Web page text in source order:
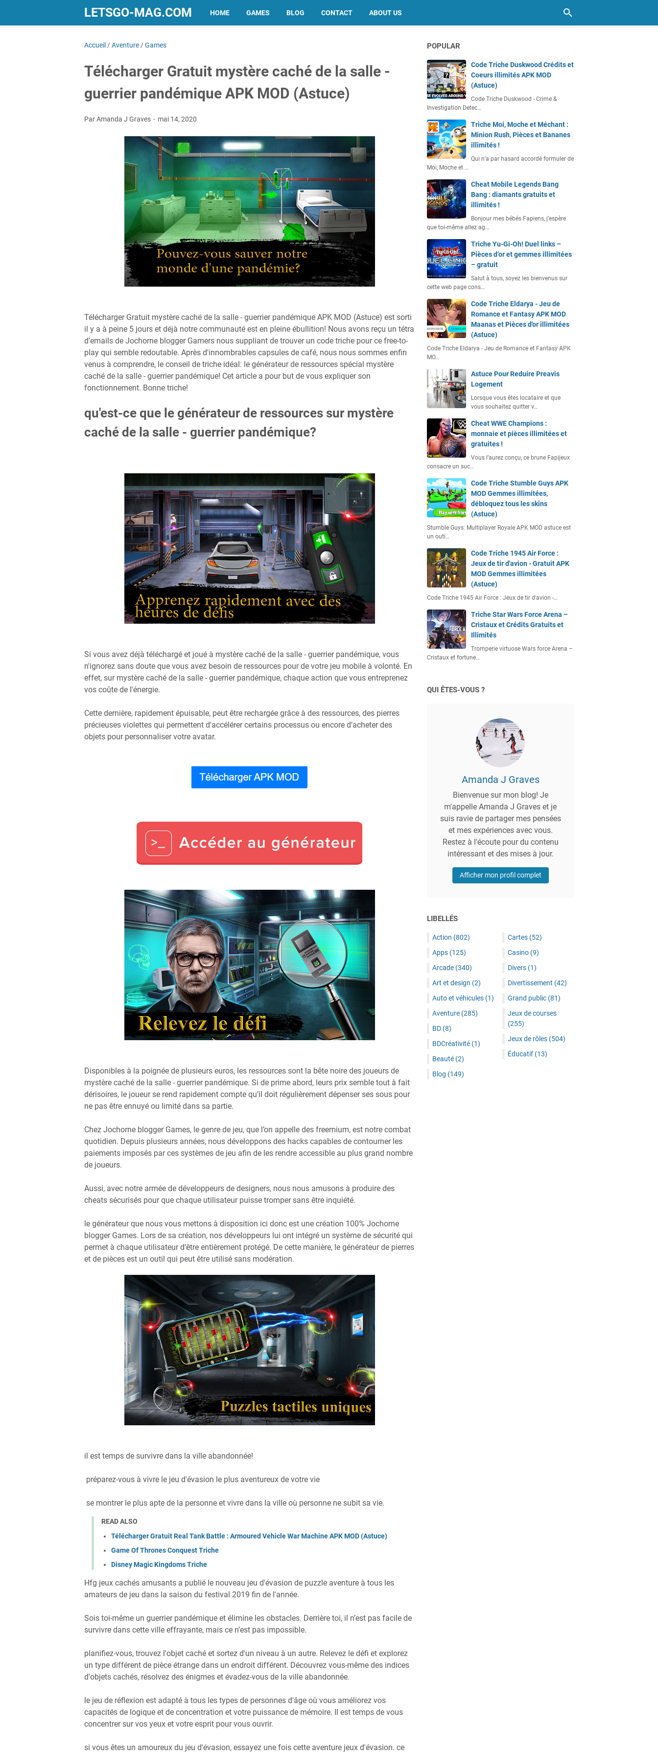
LETSGO-MAG.COM HOME GAMES BLOG CONTACT ABOUT US
Accueil /Aventure /Games
Télécharger Gratuit mystère caché de la salle -
guerrier pandémique APK MOD (Astuce)
Par Amanda J Graves mai 14, 2020
Télécharger Gratuit mystère caché de la salle - guerrier pandémique APK MOD (Astuce) est sorti
il y a à peine 5 jours et déjà notre communauté est en pleine ébullition! Nous avons reçu un tétra
d’emails de Jochorne blogger Gamers nous suppliant de trouver un code triche pour ce free-to-
play qui semble redoutable. Après d'innombrables capsules de café, nous nous sommes enfin
venus à comprendre, le conseil de triche idéal: le générateur de ressources spécial mystère
caché de la salle - guerrier pandémique! Cet article a pour but de vous expliquer son
fonctionnement. Bonne triche!
qu'est-ce que le générateur de ressources sur mystère
caché de la salle - guerrier pandémique?
Si vous avez déjà téléchargé et joué à mystère caché de la salle - guerrier pandémique, vous
n'ignorez sans doute que vous avez besoin de ressources pour de votre jeu mobile à volonté. En
effet, sur mystère caché de la salle - guerrier pandémique, chaque action que vous entreprenez
vos coûte de l'énergie.
Cette dernière, rapidement épuisable, peut être rechargée grâce à des ressources, des pierres
précieuses violettes qui permettent d'accélérer certains processus ou encore d’acheter des
objets pour personnaliser votre avatar.
Disponibles à la poignée de plusieurs euros, les ressources sont la bête noire des joueurs de
mystère caché de la salle - guerrier pandémique. Si de prime abord, leurs prix semble tout à fait
dérisoires, le joueur se rend rapidement compte qu’il doit régulièrement dépenser ses sous pour
ne pas être ennuyé ou limité dans sa partie.
Chez Jochorne blogger Games, le genre de jeu, que l’on appelle des freemium, est notre combat
quotidien. Depuis plusieurs années, nous développons des hacks capables de contourner les
paiements imposés par ces systèmes de jeu afin de les rendre accessible au plus grand nombre
de joueurs.
Aussi, avec notre armée de développeurs de designers, nous nous amusons à produire des
cheats sécurisés pour que chaque utilisateur puisse tromper sans être inquiété.
le générateur que nous vous mettons à disposition ici donc est une création 100% Jochorne
blogger Games. Lors de sa création, nos développeurs lui ont intégré un système de sécurité qui
permet à chaque utilisateur d’être entièrement protégé. De cette manière, le générateur de pierres
et de pièces est un outil qui peut être utilisé sans modération.
il est temps de survivre dans la ville abandonnée!
préparez-vous à vivre le jeu d'évasion le plus aventureux de votre vie
se montrer le plus apte de la personne et vivre dans la ville où personne ne subit sa vie.
READ ALSO
Télécharger Gratuit Real Tank Battle : Armoured Vehicle War Machine APK MOD (Astuce)
Game Of Thrones Conquest Triche
Disney Magic Kingdoms Triche
Hfg jeux cachés amusants a publié le nouveau jeu d'évasion de puzzle aventure à tous les
amateurs de jeu dans la saison du festival 2019 fin de l'année.
Sois toi-même un guerrier pandémique et élimine les obstacles. Derrière toi, il n’est pas facile de
survivre dans cette ville effrayante, mais ce n’est pas impossible.
planifiez-vous, trouvez l'objet caché et sortez d'un niveau à un autre. Relevez le défi et explorez
un type différent de pièce étrange dans un endroit différent. Découvrez vous-même des indices
d'objets cachés, résolvez des énigmes et évadez-vous de la ville abandonnée.
le jeu de réflexion est adapté à tous les types de personnes d'âge où vous améliorez vos
capacités de logique et de concentration et votre puissance de mémoire. Il est temps de vous
concentrer sur vos yeux et votre esprit pour vous ouvrir.
si vous êtes un amoureux du jeu d'évasion, essayez une fois cette aventure jeux d'évasion. ce
POPULAR
Code Triche Duskwood Crédits et
Coeurs illimités APK MOD
(Astuce)
Code Triche Duskwood - Crime &
Investigation Detec…
Triche Moi, Moche et Méchant :
Minion Rush, Pièces et Bananes
illimités !
Qui n’a par hasard accordé formuler de
Moi, Moche et …
Cheat Mobile Legends Bang
Bang : diamants gratuits et
illimités !
Bonjour mes bébés Fapiens, j’espère
que toi-même allez ag…
Triche Yu-Gi-Oh! Duel links –
Pièces d’or et gemmes illimitées
– gratuit
Salut à tous, soyez les bienvenus sur
cette web page cons…
Code Triche Eldarya - Jeu de
Romance et Fantasy APK MOD
Maanas et Pièces d'or illimitées
(Astuce)
Code Triche Eldarya - Jeu de Romance et Fantasy APK
MO…
Astuce Pour Reduire Preavis
Logement
Lorsque vous êtes locataire et que
vous souhaitez quitter v…
Cheat WWE Champions :
monnaie et pièces illimitées et
gratuites !
Vous l’aurez conçu, ce brune Fapijeux
consacre un suc…
Code Triche Stumble Guys APK
MOD Gemmes illimitées,
débloquez tous les skins
(Astuce)
Stumble Guys: Multiplayer Royale APK MOD astuce est
un outi…
Code Triche 1945 Air Force :
Jeux de tir d'avion - Gratuit APK
MOD Gemmes illimitées
(Astuce)
Code Triche 1945 Air Force : Jeux de tir d'avion -…
Triche Star Wars Force Arena –
Cristaux et Crédits Gratuits et
Illimités
Tromperie virtuose Wars force Arena –
Cristaux et fortune…
QUI ÊTES-VOUS ?
Amanda J Graves
Bienvenue sur mon blog! Je
m'appelle Amanda J Graves et je
suis ravie de partager mes pensées
et mes expériences avec vous.
Restez à l'écoute pour du contenu
intéressant et des mises à jour.
Afficher mon profil complet
LIBELLÉS
Action (802)
Apps (125)
Arcade (340)
Art et design (2)
Auto et véhicules (1)
Aventure (285)
BD (8)
BDCréativité (1)
Beauté (2)
Blog (149)
Cartes (52)
Casino (9)
Divers (1)
Divertissement (42)
Grand public (81)
Jeux de courses
(255)
Jeux de rôles (504)
Éducatif (13)